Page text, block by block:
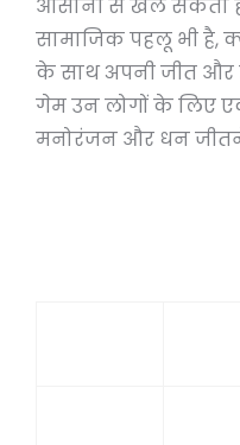
आसानी से खेल सकता
सामाजिक पहलू भी है,
के साथ अपनी जीत और
गेम उन लोगों के लिए
मनोरंजन और धन